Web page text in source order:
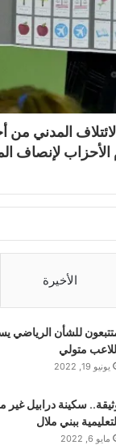
2026.. “الائتلاف
لإنصاف
الأخيرة
للشأن الرياضي
متولي
يونيو 19, 2022
سكينة درابيل
ببني ملال
مايو 6, 2022